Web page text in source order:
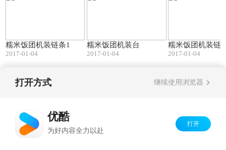
糯米饭团机装链条1
2017-01-04
糯米饭团机装台
2017-01-04
糯米饭团机装链
2017-01-04
打开方式 继续使用浏览器
优酷
为好内容全力以赴
打开